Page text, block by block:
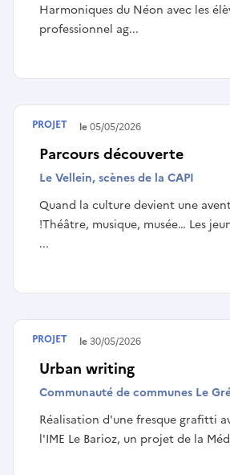
Harmoniques du Néon avec les
professionnel ag...
Parcours découverte
Le Vellein, scènes de la CAPI
Quand la culture devient une
!Théâtre, musique, musée… Les
...
Terminé le05/05/2026
PROJET
Urban writing
Communauté de communes Le
Réalisation d'une fresque grafitti
l'IME Le Barioz, un projet de la
Terminé le30/05/2026
PROJET